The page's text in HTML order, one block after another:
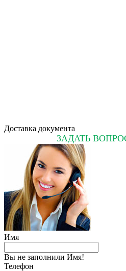
Доставка документа
ЗАДАТЬ
Имя
Вы не заполнили Имя!
Телефон